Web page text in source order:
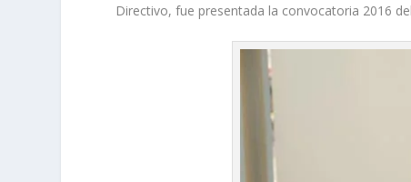
Directivo, fue presentada la convocatoria 2016